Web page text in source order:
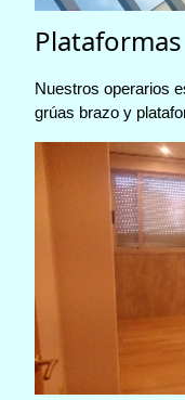
Plataformas
Nuestros operarios
grúas brazo y